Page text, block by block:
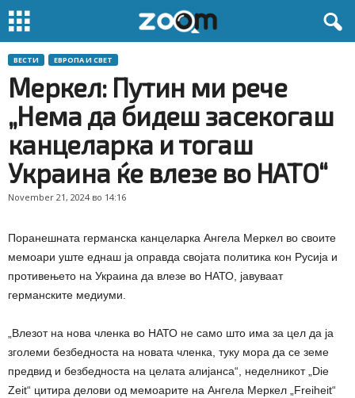
ВЕСТИ ЕВРОПА И СВЕТ
Меркел: Путин ми рече
„Нема да бидеш засекогаш
канцеларка и тогаш
Украина ќе влезе во НАТО“
November 21, 2024 во 14:16
Поранешната германска канцеларка Ангела Меркел во своите
мемоари уште еднаш ја оправда својата политика кон Русија и
противењето на Украина да влезе во НАТО, јавуваат
германските медиуми.
„Влезот на нова членка во НАТО не само што има за цел да ја
зголеми безбедноста на новата членка, туку мора да се земе
предвид и безбедноста на целата алијанса“, неделникот „Die
Zeit“ цитира делови од мемоарите на Ангела Меркел „Freiheit“